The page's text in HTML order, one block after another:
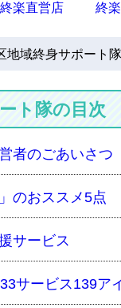
終楽直営店 終楽
地域終身サポート隊
ト隊の目次
者のごあいさつ
のおススメ5点
サービス
サービス139ア